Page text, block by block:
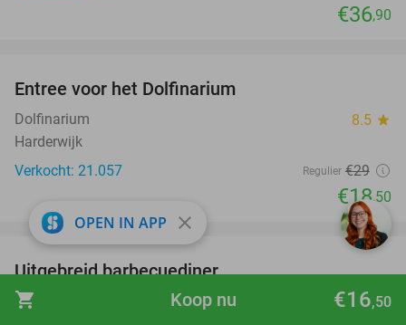
shopping_cart €16,50
Koop nu
€36,90
Entree voor het Dolfinarium
Dolfinarium 8.5 star
Harderwijk
Verkocht: 21.057
Regulier €29
€18,50
36%
favorite_border
Uitgebreid barbecuediner
Het Hof van Lathum 8.9star
OPEN IN APP close